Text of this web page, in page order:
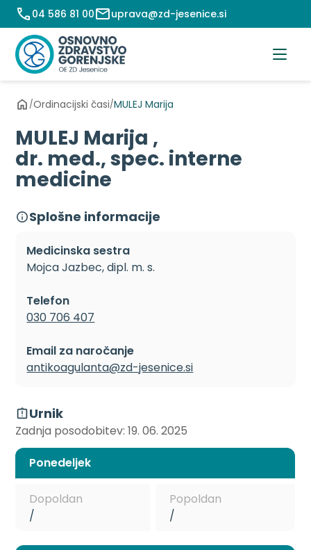
Preskoči
na
vsebino
04 586 81 00 uprava@zd-jesenice.si
/Ordinacijski časi/MULEJ Marija
MULEJ Marija ,
dr. med., spec. interne
medicine
Splošne informacije
Medicinska sestra
Mojca Jazbec, dipl. m. s.
Telefon
030 706 407
Email za naročanje
antikoagulanta@zd-jesenice.si
Urnik
Zadnja posodobitev: 19. 06. 2025
Ponedeljek
Dopoldan
/
Popoldan
/